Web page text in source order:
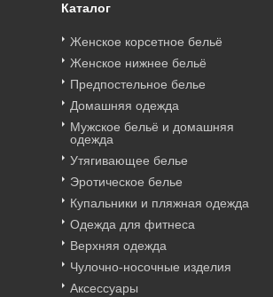
Каталог
Женское корсетное бельё
Женское нижнее бельё
Предпостельное белье
Домашняя одежда
Мужское бельё и домашняя
одежда
Утягивающее белье
Эротическое белье
Купальники и пляжная одежда
Одежда для фитнеса
Верхняя одежда
Чулочно-носочные изделия
Аксессуары